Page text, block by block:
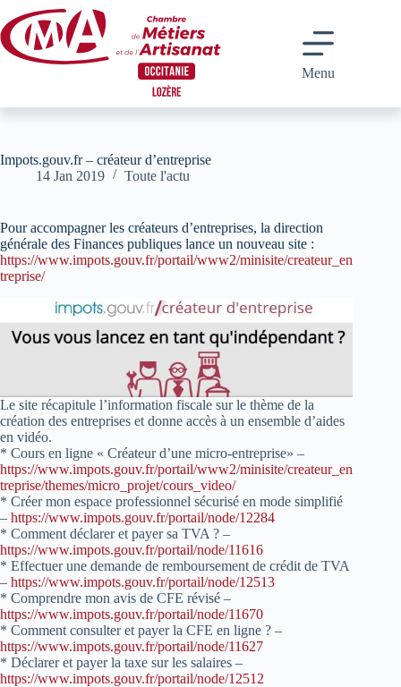
au
contenu
Menu
Impots.gouv.fr – créateur d’entreprise
14 Jan 2019
Toute l'actu
Pour accompagner les créateurs d’entreprises, la direction
générale des Finances publiques lance un nouveau site :
https://www.impots.gouv.fr/portail/www2/minisite/createur_en
treprise/
Le site récapitule l’information fiscale sur le thème de la
création des entreprises et donne accès à un ensemble d’aides
en vidéo.
* Cours en ligne « Créateur d’une micro-entreprise» –
https://www.impots.gouv.fr/portail/www2/minisite/createur_en
treprise/themes/micro_projet/cours_video/
* Créer mon espace professionnel sécurisé en mode simplifié
– https://www.impots.gouv.fr/portail/node/12284
* Comment déclarer et payer sa TVA ? –
https://www.impots.gouv.fr/portail/node/11616
* Effectuer une demande de remboursement de crédit de TVA
– https://www.impots.gouv.fr/portail/node/12513
* Comprendre mon avis de CFE révisé –
https://www.impots.gouv.fr/portail/node/11670
* Comment consulter et payer la CFE en ligne ? –
https://www.impots.gouv.fr/portail/node/11627
* Déclarer et payer la taxe sur les salaires –
https://www.impots.gouv.fr/portail/node/12512